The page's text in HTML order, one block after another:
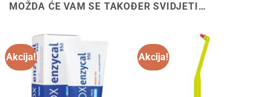
MOŽDA ĆE VAM SE TAKOĐER SVIDJETI…
Akcija! Akcija!